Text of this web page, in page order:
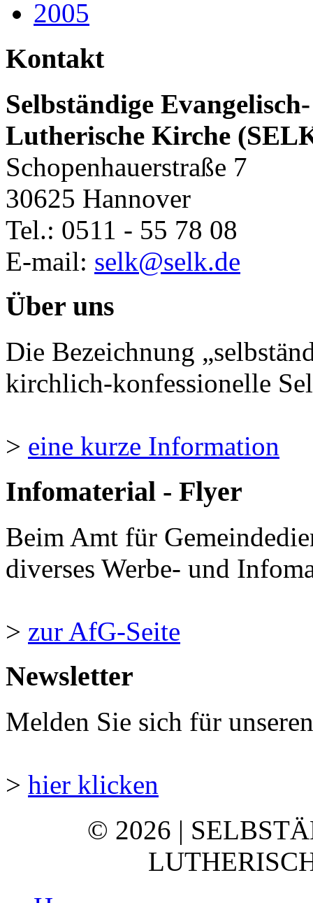
2005
Kontakt
Selbständige Evangelisch-
Lutherische Kirche
Schopenhauerstraße 7
30625 Hannover
Tel.: 0511 - 55 78 08
E-mail: selk@selk.de
Über uns
Die Bezeichnung
kirchlich-konfessionelle
> eine kurze Information
Infomaterial - Flyer
Beim Amt für
diverses Werbe- und
> zur AfG-Seite
Newsletter
Melden Sie sich für
> hier klicken
© 2026 |